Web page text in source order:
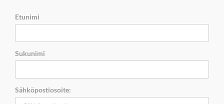
Etunimi
Sukunimi
Sähköpostiosoite: